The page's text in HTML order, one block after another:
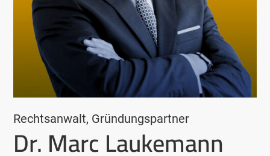
Rechtsanwalt, Gründungspartner
Dr. Marc Laukemann